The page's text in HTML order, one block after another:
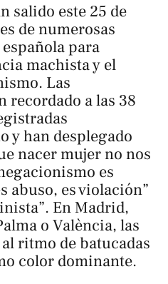
salido este 25 de
de numerosas
para
machista y el
Las
recordado a las 38
y han desplegado
nacer mujer no nos
es
abuso, es violación”
En Madrid,
o València, las
ritmo de batucadas
color dominante.